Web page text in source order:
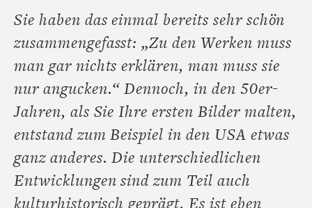
Sie haben das einmal bereits sehr schön
zusammengefasst: „Zu den Werken muss
man gar nichts erklären, man muss sie
nur angucken.“ Dennoch, in den 50er-
Jahren, als Sie Ihre ersten Bilder malten,
entstand zum Beispiel in den USA etwas
ganz anderes. Die unterschiedlichen
Entwicklungen sind zum Teil auch
kulturhistorisch geprägt. Es ist eben